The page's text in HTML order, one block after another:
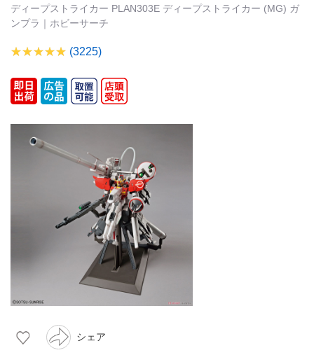
ディープストライカー PLAN303E ディープストライカー (MG) ガ
ンプラ｜ホビーサーチ
(3225)
シェア